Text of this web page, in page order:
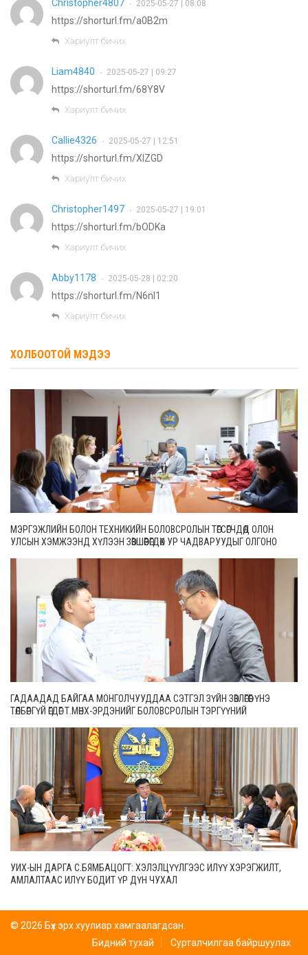
Christopher4807 • 2025-05-27 | 08:08
https://shorturl.fm/a0B2m
Хариулт бичих
Liam4840 • 2025-05-27 | 09:27
https://shorturl.fm/68Y8V
Хариулт бичих
Callie4326 • 2025-05-27 | 12:51
https://shorturl.fm/XIZGD
Хариулт бичих
Christopher1497 • 2025-05-27 | 19:01
https://shorturl.fm/bODKa
Хариулт бичих
Abby1178 • 2025-05-28 | 02:20
https://shorturl.fm/N6nl1
Хариулт бичих
ХОЛБООТОЙ МЭДЭЭ
МЭРГЭЖЛИЙН БОЛОН ТЕХНИКИЙН БОЛОВСРОЛЫН ТӨГСӨГЧДӨД ОЛОН
УЛСЫН ХЭМЖЭЭНД ХҮЛЭЭН ЗӨВШӨӨРӨГДӨХ УР ЧАДВАРУУДЫГ ОЛГОНО
ГАДААДАД БАЙГАА МОНГОЛЧУУДДАА СЭТГЭЛ ЗҮЙН ЗӨВЛӨГӨӨГ ҮНЭ
ТӨЛБӨРГҮЙ ӨГДӨГ Т.МӨНХ-ЭРДЭНИЙГ БОЛОВСРОЛЫН ТЭРГҮҮНИЙ
УИХ-ЫН ДАРГА С.БЯМБАЦОГТ: ХЭЛЭЛЦҮҮЛГЭЭС ИЛҮҮ ХЭРЭГЖИЛТ,
АМЛАЛТААС ИЛҮҮ БОДИТ ҮР ДҮН ЧУХАЛ
© 2026 Бүх эрх хуулиар хамгаалагдсан.
Бидний тухай
Сурталчилгаа байршуулах